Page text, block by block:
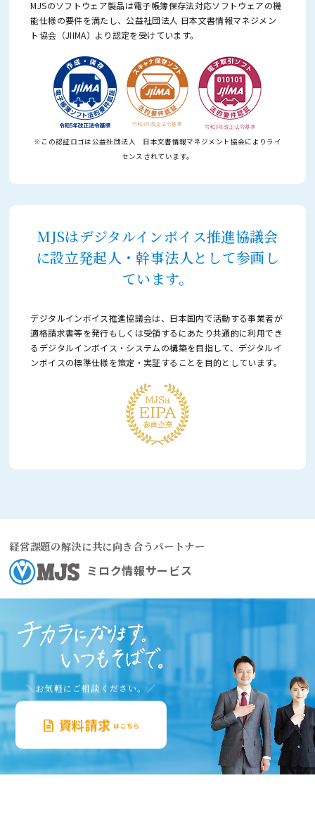
MJSのソフトウェア製品は電子帳簿保存法対応ソフトウェアの機
能仕様の要件を満たし、公益社団法人 日本文書情報マネジメン
ト協会（JIIMA）より認定を受けています。
※この認証ロゴは公益社団法人 日本文書情報マネジメント協会によりライ
センスされています。
MJSはデジタルインボイス推進協議会
に設立発起人・幹事法人として参画し
ています。
デジタルインボイス推進協議会は、日本国内で活動する事業者が
適格請求書等を発行もしくは受領するにあたり共通的に利用でき
るデジタルインボイス・システムの構築を目指して、 デジタルイ
ンボイスの標準仕様を策定・実証することを目的としています。
経営課題の解決に共に向き合うパートナー
ミロク情報サービス
＼お気軽にご相談ください。／
資料請求 はこちら